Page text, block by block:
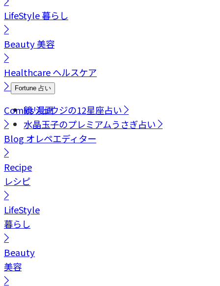
LifeStyle暮らし
Beauty美容
Healthcareヘルスケア
Fortune 占い
鏡リュウジの12星座占い
水晶玉子のプレミアムうさぎ占い
Comics漫画
Blog オレペエディター
Recipe
レシピ
LifeStyle
暮らし
Beauty
美容